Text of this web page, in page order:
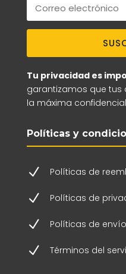
Tu privacidad es
garantizamos que
la máxima
Políticas y
N Políticas de
N Políticas de
N Políticas de envío
N Términos del